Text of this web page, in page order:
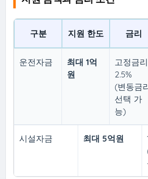
구분 지원 한도 금리
운전자금
최대 1억
원
고정금리
2.5%
(변동금
선택 가
능)
시설자금 최대 5억원